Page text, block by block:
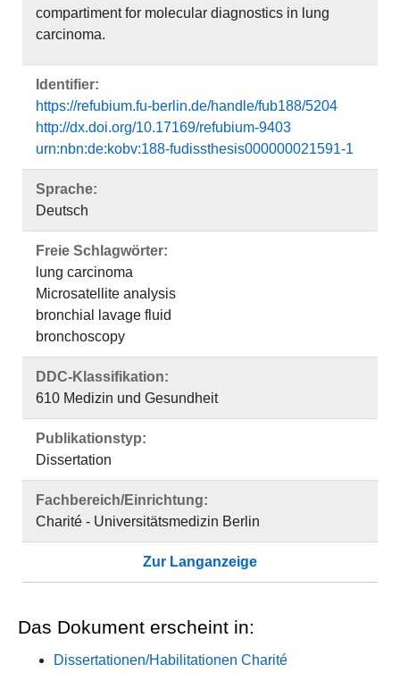
compartiment for molecular diagnostics in lung
carcinoma.
Identifier:
https://refubium.fu-berlin.de/handle/fub188/5204
http://dx.doi.org/10.17169/refubium-9403
urn:nbn:de:kobv:188-fudissthesis000000021591-1
Sprache:
Deutsch
Freie Schlagwörter:
lung carcinoma
Microsatellite analysis
bronchial lavage fluid
bronchoscopy
DDC-Klassifikation:
610 Medizin und Gesundheit
Publikationstyp:
Dissertation
Fachbereich/Einrichtung:
Charité - Universitätsmedizin Berlin
Zur Langanzeige
Das Dokument erscheint in:
Dissertationen/Habilitationen Charité